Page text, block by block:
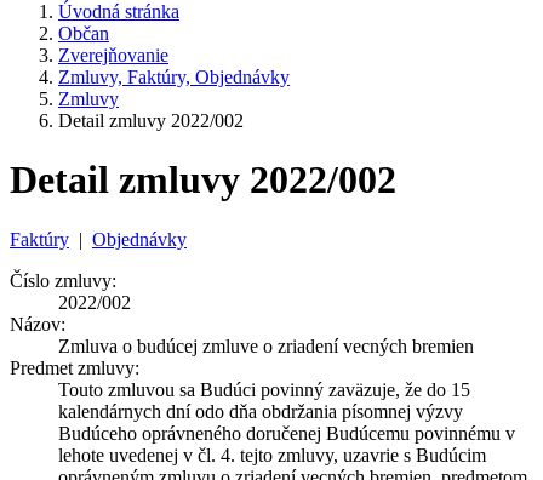
Úvodná stránka
Občan
Zverejňovanie
Zmluvy, Faktúry, Objednávky
Zmluvy
Detail zmluvy 2022/002
Detail zmluvy 2022/002
Faktúry | Objednávky
Číslo zmluvy:
2022/002
Názov:
Zmluva o budúcej zmluve o zriadení vecných bremien
Predmet zmluvy:
Touto zmluvou sa Budúci povinný zaväzuje, že do 15
kalendárnych dní odo dňa obdržania písomnej výzvy
Budúceho oprávneného doručenej Budúcemu povinnému v
lehote uvedenej v čl. 4. tejto zmluvy, uzavrie s Budúcim